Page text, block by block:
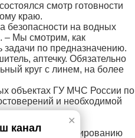
смотр готовности
краю.
безопасности на водных
– Мы смотрим, как
задачи по предназначению.
аптечку. Обязательно
круг с линем, на более
объектах ГУ МЧС России по
и необходимой
по патрулированию
✕
канал